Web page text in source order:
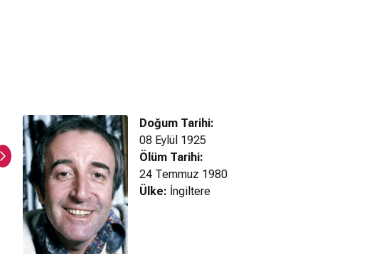
Kükreyen Fare (1959)
fragmanı
Sevimli Mahkum
Doğum Tarihi:
08 Eylül 1925
Ölüm Tarihi:
24 Temmuz 1980
Ülke: İngiltere